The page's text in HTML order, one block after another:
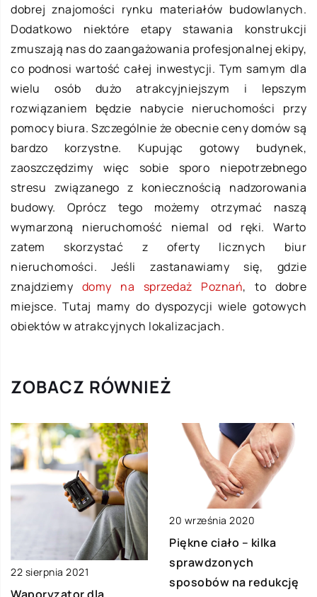
dobrej znajomości rynku materiałów budowlanych.
Dodatkowo niektóre etapy stawania konstrukcji
zmuszają nas do zaangażowania profesjonalnej ekipy,
co podnosi wartość całej inwestycji. Tym samym dla
wielu osób dużo atrakcyjniejszym i lepszym
rozwiązaniem będzie nabycie nieruchomości przy
pomocy biura. Szczególnie że obecnie ceny domów są
bardzo korzystne. Kupując gotowy budynek,
zaoszczędzimy więc sobie sporo niepotrzebnego
stresu związanego z koniecznością nadzorowania
budowy. Oprócz tego możemy otrzymać naszą
wymarzoną nieruchomość niemal od ręki. Warto
zatem skorzystać z oferty licznych biur
nieruchomości. Jeśli zastanawiamy się, gdzie
znajdziemy domy na sprzedaż Poznań, to dobre
miejsce. Tutaj mamy do dyspozycji wiele gotowych
obiektów w atrakcyjnych lokalizacjach.
ZOBACZ RÓWNIEŻ
22 sierpnia 2021
20 września 2020
Piękne ciało – kilka
sprawdzonych
sposobów na redukcję